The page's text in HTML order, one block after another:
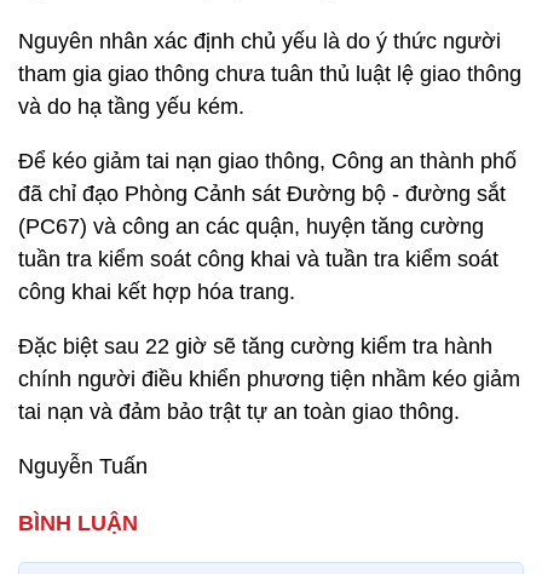
Nguyên nhân xác định chủ yếu là do ý thức người
tham gia giao thông chưa tuân thủ luật lệ giao thông
và do hạ tầng yếu kém.
Để kéo giảm tai nạn giao thông, Công an thành phố
đã chỉ đạo Phòng Cảnh sát Đường bộ - đường sắt
(PC67) và công an các quận, huyện tăng cường
tuần tra kiểm soát công khai và tuần tra kiểm soát
công khai kết hợp hóa trang.
Đặc biệt sau 22 giờ sẽ tăng cường kiểm tra hành
chính người điều khiển phương tiện nhầm kéo giảm
tai nạn và đảm bảo trật tự an toàn giao thông.
Nguyễn Tuấn